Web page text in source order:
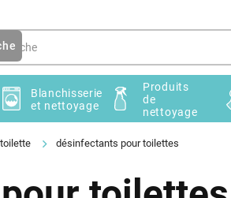
Blanchisserie
et nettoyage
Produits
de
nettoyage
désinfectants pour toilettes